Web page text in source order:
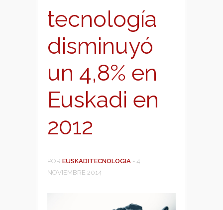
tecnología
disminuyó
un 4,8% en
Euskadi en
2012
POR EUSKADITECNOLOGIA - 4
NOVIEMBRE 2014